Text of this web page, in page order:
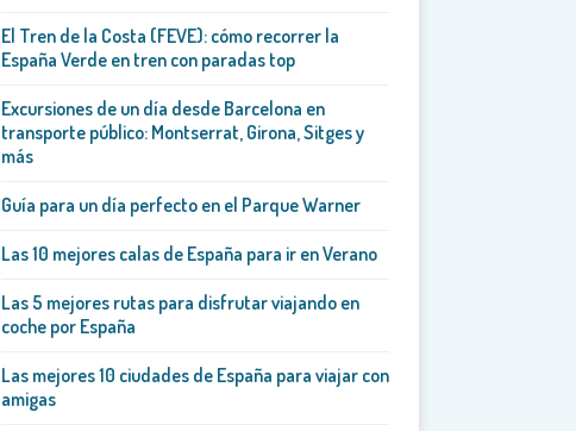
El Tren de la Costa (FEVE): cómo recorrer la
España Verde en tren con paradas top
Excursiones de un día desde Barcelona en
transporte público: Montserrat, Girona, Sitges y
más
Guía para un día perfecto en el Parque Warner
Las 10 mejores calas de España para ir en Verano
Las 5 mejores rutas para disfrutar viajando en
coche por España
Las mejores 10 ciudades de España para viajar con
amigas